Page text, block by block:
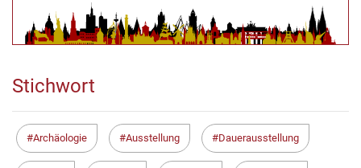
Stichwort
Archäologie Ausstellung Dauerausstellung